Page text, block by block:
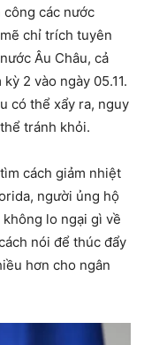
công các nước
chỉ trích tuyên
Âu Châu, cả
2 vào ngày 05.11.
có thể xẩy ra, nguy
tránh khỏi.
cách giảm nhiệt
người ủng hộ
lo ngại gì về
nói để thúc đẩy
hơn cho ngân